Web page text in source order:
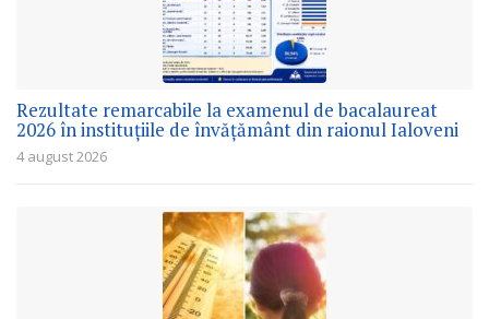
Rezultate remarcabile la examenul de bacalaureat
2026 în instituțiile de învățământ din raionul Ialoveni
4 august 2026